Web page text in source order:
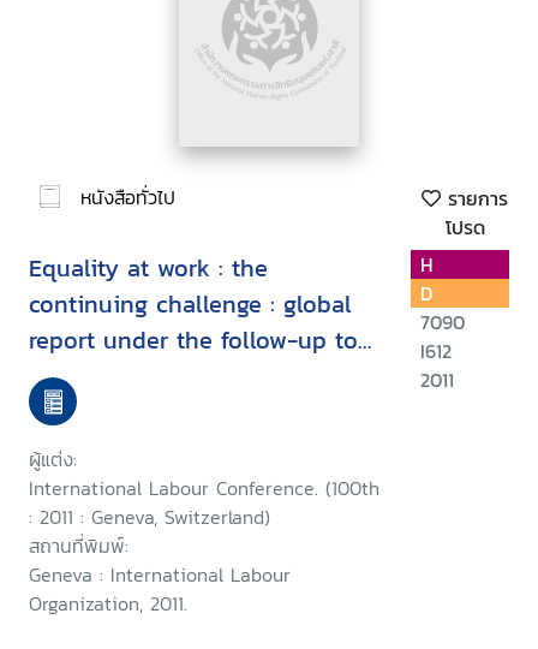
หนังสือทั่วไป
รายการ
โปรด
Equality at work : the
continuing challenge : global
report under the follow-up to
the ILO Declaration on
Fundamental Principles and
Rights at Work
ผู้แต่ง:
International Labour Conference. (100th
: 2011 : Geneva, Switzerland)
สถานที่พิมพ์:
Geneva : International Labour
Organization, 2011.
H
D
7090
I612
2011